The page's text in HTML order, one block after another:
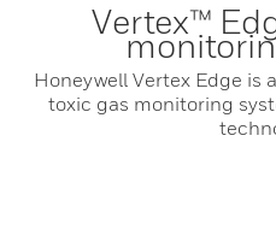
Vertex™
Honeywell Vertex Edge
toxic gas monitoring